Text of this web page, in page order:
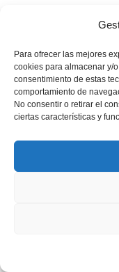
Para ofrecer las mejores
cookies para almacenar y/
consentimiento de estas
comportamiento de
No consentir o retirar el
ciertas características y